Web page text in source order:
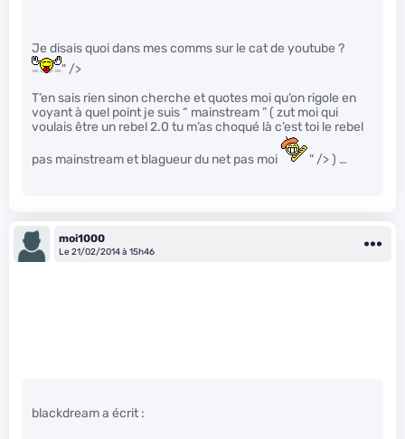
Je disais quoi dans mes comms sur le cat de youtube ?
" />
T’en sais rien sinon cherche et quotes moi qu’on rigole en
voyant à quel point je suis “ mainstream ” ( zut moi qui
voulais être un rebel 2.0 tu m’as choqué là c’est toi le rebel
pas mainstream et blagueur du net pas moi " /> ) …
moi1000
Le 21/02/2014 à 15h46
blackdream a écrit :